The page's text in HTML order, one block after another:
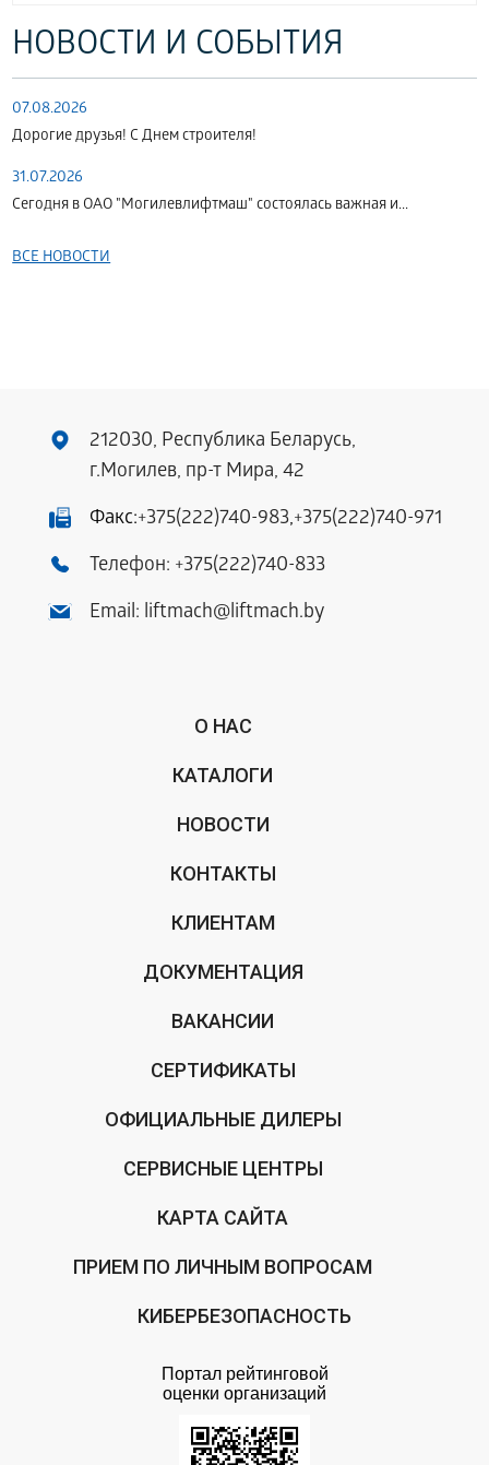
НОВОСТИ И СОБЫТИЯ
07.08.2026
Дорогие друзья! С Днем строителя!
31.07.2026
Сегодня в ОАО "Могилевлифтмаш" состоялась важная и...
ВСЕ НОВОСТИ
212030, Республика Беларусь,
г.Могилев, пр-т Мира, 42
Факс:+375(222)740-983,+375(222)740-971
Телефон: +375(222)740-833
Email: liftmach@liftmach.by
О НАС
КАТАЛОГИ
НОВОСТИ
КОНТАКТЫ
КЛИЕНТАМ
ДОКУМЕНТАЦИЯ
ВАКАНСИИ
СЕРТИФИКАТЫ
ОФИЦИАЛЬНЫЕ ДИЛЕРЫ
СЕРВИСНЫЕ ЦЕНТРЫ
КАРТА САЙТА
ПРИЕМ ПО ЛИЧНЫМ ВОПРОСАМ
КИБЕРБЕЗОПАСНОСТЬ
Портал рейтинговой
оценки организаций